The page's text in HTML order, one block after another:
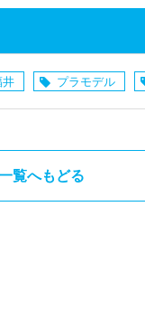
井 プラモデル
覧へもどる